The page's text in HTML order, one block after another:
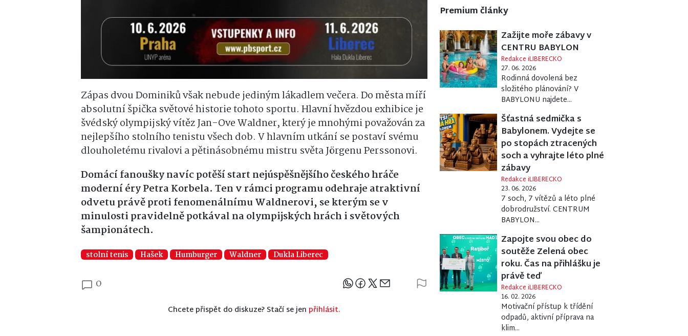
Zápas dvou Dominiků však nebude jediným lákadlem večera. Do města míří
absolutní špička světové historie tohoto sportu. Hlavní hvězdou exhibice je
švédský olympijský vítěz Jan-Ove Waldner, který je mnohými považován za
nejlepšího stolního tenistu všech dob. V hlavním utkání se postaví svému
dlouholetému rivalovi a pětinásobnému mistru světa Jörgenu Perssonovi.
Domácí fanoušky navíc potěší start nejúspěšnějšího českého hráče
moderní éry Petra Korbela. Ten v rámci programu odehraje atraktivní
odvetu právě proti fenomenálnímu Waldnerovi, se kterým se v
minulosti pravidelně potkával na olympijských hrách i světových
šampionátech.
stolní tenis Hašek Humburger Waldner Dukla Liberec
0
Sdílejte článek
Chcete přispět do diskuze? Stačí se jen přihlásit.
Premium články
Zažijte moře zábavy v
CENTRU BABYLON
Redakce iLIBERECKO
27. 06. 2026
Rodinná dovolená bez
složitého plánování? V
BABYLONU najdete...
Šťastná sedmička s
Babylonem. Vydejte se
po stopách ztracených
soch a vyhrajte léto plné
zábavy
Redakce iLIBERECKO
23. 06. 2026
7 soch, 7 vítězů a léto plné
dobrodružství. CENTRUM
BABYLON...
Zapojte svou obec do
soutěže Zelená obec
roku. Čas na přihlášku je
právě teď
Redakce iLIBERECKO
16. 02. 2026
Motivační přístup k třídění
odpadů, aktivní příprava na
klim...